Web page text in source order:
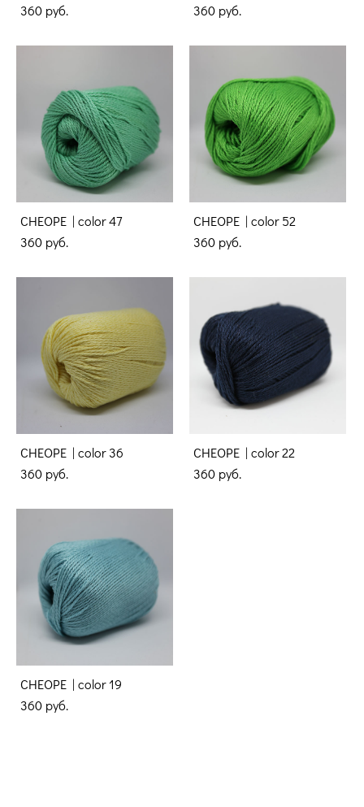
360 pуб. 360 pуб.
CHEOPE | color 47
360 pуб.
CHEOPE | color 52
360 pуб.
CHEOPE | color 36
360 pуб.
CHEOPE | color 22
360 pуб.
CHEOPE | color 19
360 pуб.